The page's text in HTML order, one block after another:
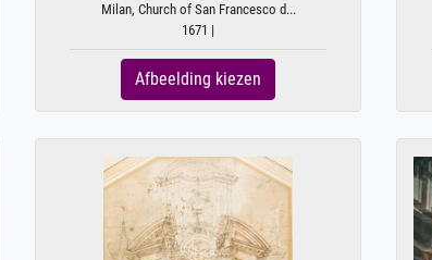
Milan, Church of San Francesco d...
1671 |
Afbeelding kiezen